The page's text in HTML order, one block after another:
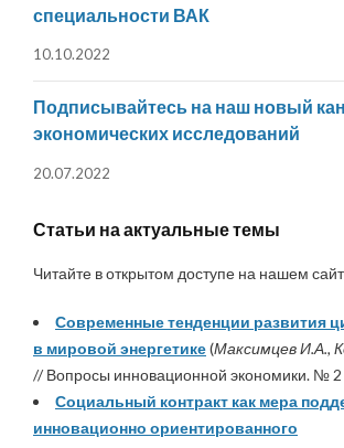
специальности ВАК
10.10.2022
Подписывайтесь на наш новый
экономических исследований
20.07.2022
Статьи на актуальные темы
Читайте в открытом доступе на нашем
Современные тенденции развития
в мировой энергетике(Максимцев И.А.,
// Вопросы инновационной экономики. № 2
Социальный контракт как мера
инновационно ориентированного